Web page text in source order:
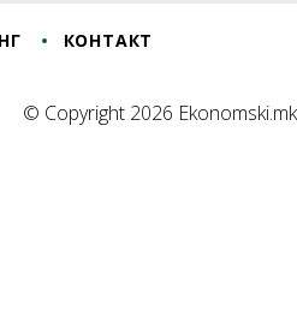
КОНТАКТ
© Copyright 2026 Ekonomski.mk